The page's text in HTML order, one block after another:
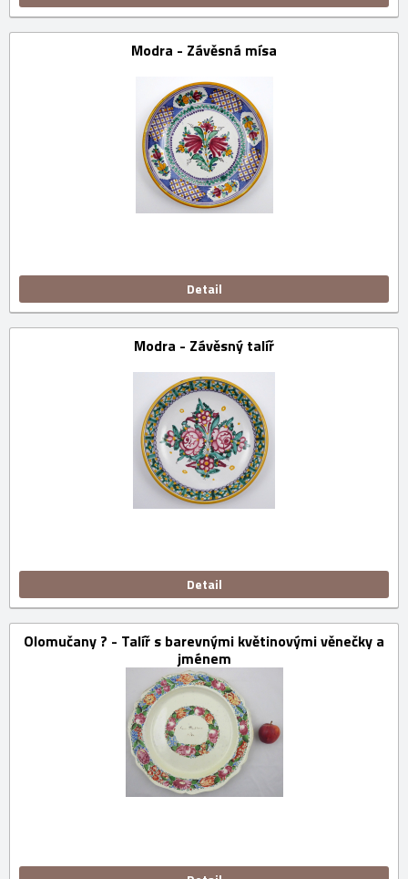
Modra - Závěsná mísa
Detail
Modra - Závěsný talíř
Detail
Olomučany ? - Talíř s barevnými květinovými věnečky a
jménem